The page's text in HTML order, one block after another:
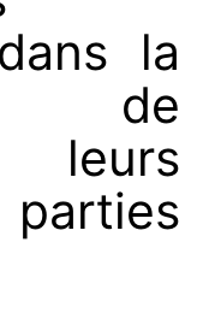
la
de
leurs
parties